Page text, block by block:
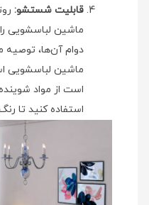
قابلیت شستشو:
ماشین لباسشویی
دوام آن‌ها، توصیه
ماشین لباسشویی
است از مواد
استفاده کنید تا